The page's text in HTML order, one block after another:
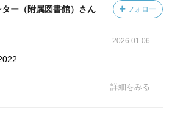
最後の結論は、私はあなたでありあ
存在ではなくつながっているという
い、
ー（附属図書館）さん フォロー
2026.01.06
詳細をみる